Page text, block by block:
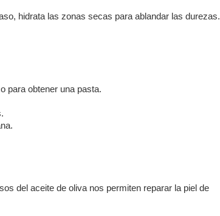
hidrata las zonas secas para ablandar las durezas.
para obtener una pasta.
del aceite de oliva nos permiten reparar la piel de